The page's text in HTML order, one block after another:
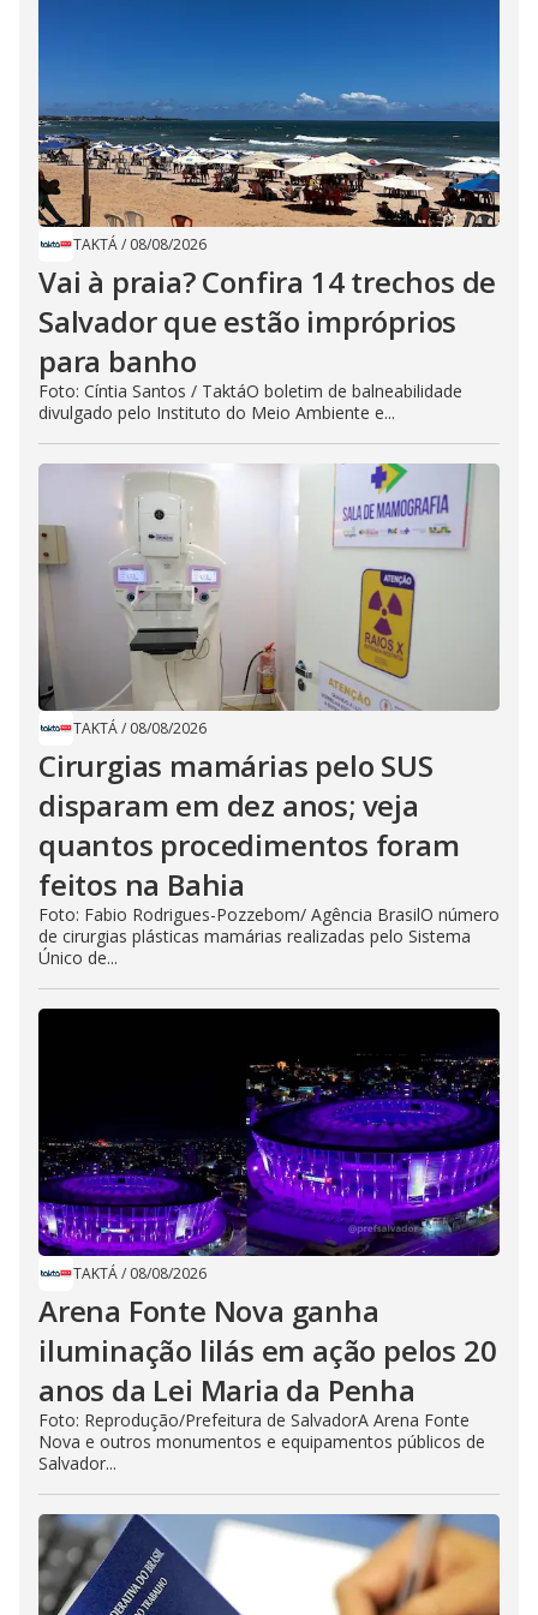
TAKTÁ/ 08/08/2026
Vai à praia? Confira 14 trechos de
Salvador que estão impróprios
para banho
Foto: Cíntia Santos / TaktáO boletim de balneabilidade
divulgado pelo Instituto do Meio Ambiente e...
TAKTÁ/ 08/08/2026
Cirurgias mamárias pelo SUS
disparam em dez anos; veja
quantos procedimentos foram
feitos na Bahia
Foto: Fabio Rodrigues-Pozzebom/ Agência BrasilO número
de cirurgias plásticas mamárias realizadas pelo Sistema
Único de...
TAKTÁ/ 08/08/2026
Arena Fonte Nova ganha
iluminação lilás em ação pelos 20
anos da Lei Maria da Penha
Foto: Reprodução/Prefeitura de SalvadorA Arena Fonte
Nova e outros monumentos e equipamentos públicos de
Salvador...